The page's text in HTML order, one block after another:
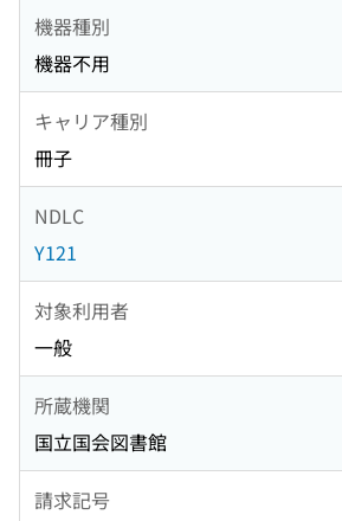
機器種別
機器不用
キャリア種別
冊子
NDLC
Y121
対象利用者
一般
所蔵機関
国立国会図書館
請求記号